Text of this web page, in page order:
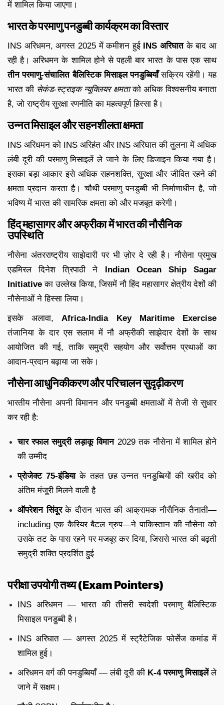
में शामिल किया जाएगा।
भारत के परमाणु पनडुब्बी कार्यक्रम का विस्तार
INS अरिधमन, अगस्त 2025 में कमीशन हुई INS अरिघातके बाद आ
रही है। अरिधमन के शामिल होने से पहली बार भारत के पास एक साथ
तीन परमाणु-संचालित बैलिस्टिक मिसाइल पनडुब्बियाँसक्रिय रहेंगी। यह
भारत की सेकंड-स्ट्राइक न्यूक्लियर क्षमताको अधिक विश्वसनीय बनाता
है, जो राष्ट्रीय सुरक्षा रणनीति का महत्वपूर्ण हिस्सा है।
उन्नत मिसाइल और सहनशीलता क्षमता
INS अरिधमन को INS अरिहंत और INS अरिघात की तुलना में अधिक
लंबी दूरी की परमाणु मिसाइलें ले जाने के लिए डिजाइन किया गया है।
इसका बड़ा आकार इसे अधिक सहनशक्ति, सुरक्षा और जीवित रहने की
क्षमता प्रदान करता है। चौथी परमाणु पनडुब्बी भी निर्माणाधीन है, जो
भविष्य में भारत की सामरिक क्षमता को और मजबूत करेगी।
हिंद महासागर और अफ्रीका में भारत की नौसैनिक
उपस्थिति
नौसेना अंतरराष्ट्रीय साझेदारी पर भी ज़ोर दे रही है। नौसेना प्रमुख
एडमिरल दिनेश त्रिपाठी ने Indian Ocean Ship Sagar
Initiative का उल्लेख किया, जिसमें नौ हिंद महासागर क्षेत्रीय देशों की
नौसेनाओं ने हिस्सा लिया।
इसके अलावा, Africa-India Key Maritime Exercise
तंजानिया के दार एस सलाम में नौ अफ्रीकी साझेदार देशों के साथ
आयोजित की गई, ताकि समुद्री सहयोग और सर्वोत्तम प्रथाओं का
आदान-प्रदान बढ़ाया जा सके।
नौसेना आधुनिकीकरण और परिचालन सुदृढ़ीकरण
भारतीय नौसेना अपनी विमानन और पनडुब्बी क्षमताओं में तेजी से सुधार
कर रही है:
चार रफाल समुद्री लड़ाकू विमान2029 तक नौसेना में शामिल होने
की उम्मीद
प्रोजेक्ट 75-इंडियाके तहत छह उन्नत पनडुब्बियों की खरीद को
अंतिम मंजूरी मिलने वाली है
ऑपरेशन सिंदूरके दौरान भारत की आक्रामक नौसैनिक तैनाती—
including एक कैरियर बैटल ग्रुप—ने पाकिस्तान की नौसेना को
उसके तट के पास रहने पर मजबूर कर दिया, जिससे भारत की बढ़ती
समुद्री शक्ति प्रदर्शित हुई
परीक्षा उपयोगी तथ्य (Exam Pointers)
INS अरिधमन — भारत की तीसरी स्वदेशी परमाणु बैलिस्टिक
मिसाइल पनडुब्बी है।
INS अरिघात — अगस्त 2025 में स्ट्रैटेजिक फोर्सेज कमांड में
शामिल हुई।
अरिधमन वर्ग की पनडुब्बियाँ — लंबी दूरी की K-4 परमाणु मिसाइलेंले
जाने में सक्षम।